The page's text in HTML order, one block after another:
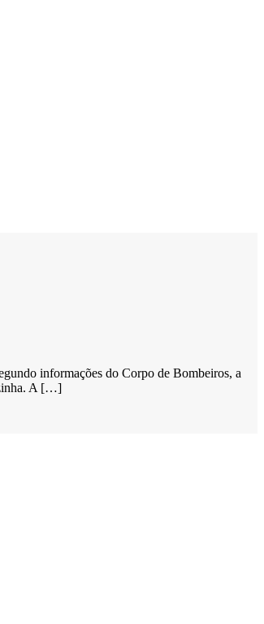
informações do Corpo de Bombeiros, a
A […]